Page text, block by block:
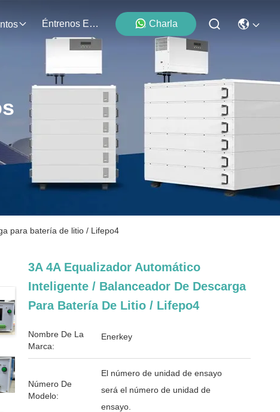
Éntrenos En Contacto Con Charla
para batería de litio / Lifepo4
3A 4A Equalizador Automático
Inteligente / Balanceador De Descarga
Para Batería De Litio / Lifepo4
Nombre De La
Marca:
Enerkey
Número De
Modelo:
El número de unidad de ensayo
será el número de unidad de
ensayo.